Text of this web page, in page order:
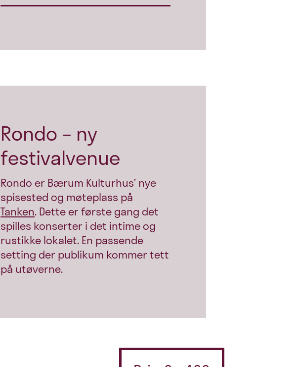
Rondo – ny
festivalvenue
Rondo er Bærum Kulturhus’ nye
spisested og møteplass på
Tanken. Dette er første gang det
spilles konserter i det intime og
rustikke lokalet. En passende
setting der publikum kommer tett
på utøverne.